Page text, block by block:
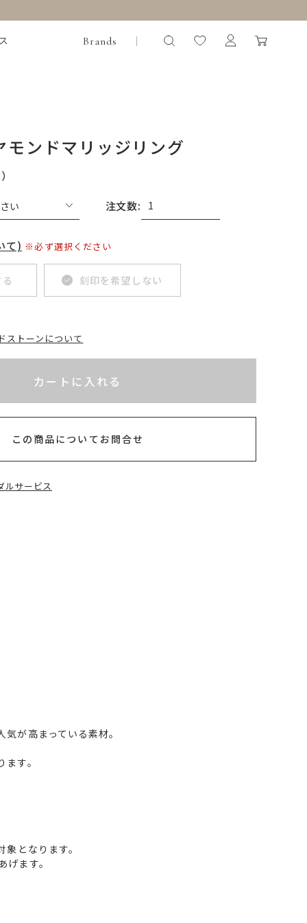
Brands
モンドマリッジリング
注文数:
て) ※必ず選択ください
刻印を希望しない
ストーンについて
カートに入れる
この商品についてお問合せ
ルサービス
が高まっている素材。
す。
となります。
ます。